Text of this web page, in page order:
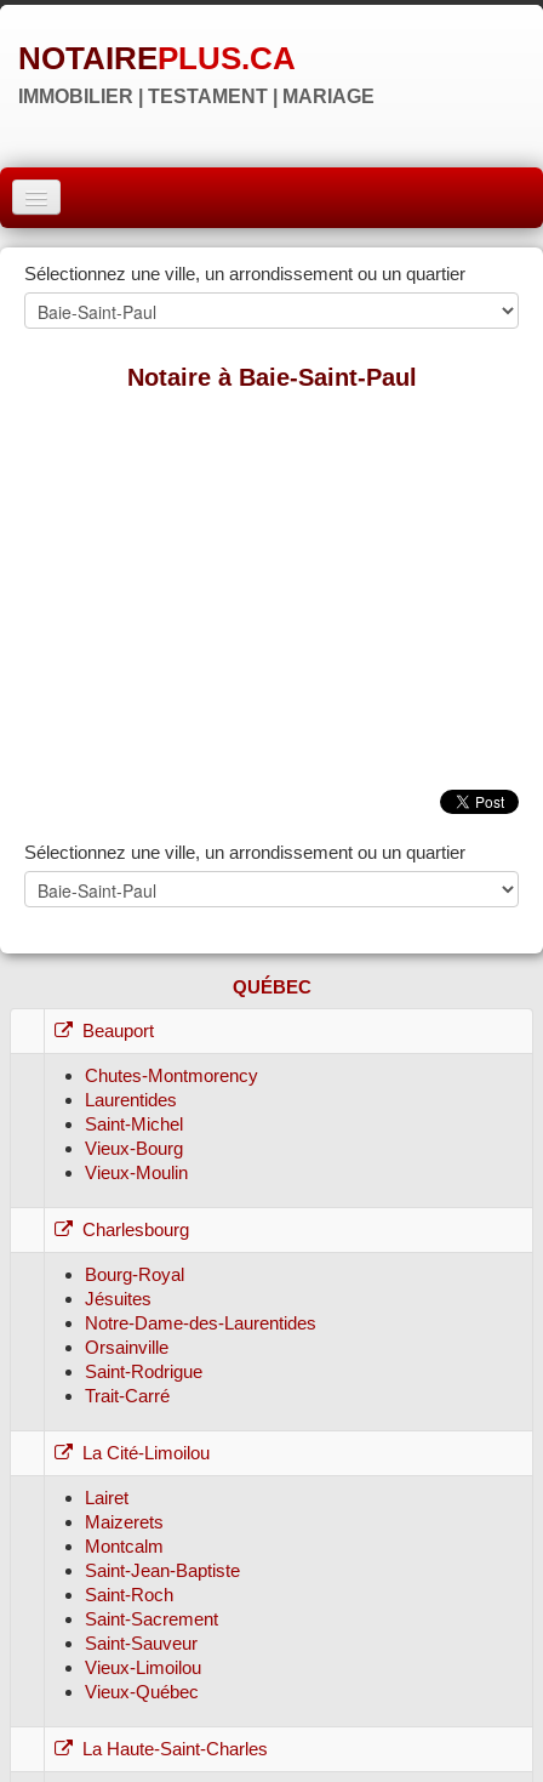
NOTAIREPLUS.CA
IMMOBILIER | TESTAMENT | MARIAGE
ACCUEIL
MONTRÉAL
QUÉBEC
Sélectionnez une ville, un arrondissement ou un quartier
Notaire à Baie-Saint-Paul
Sélectionnez une ville, un arrondissement ou un quartier
QUÉBEC
Beauport
Chutes-Montmorency
Laurentides
Saint-Michel
Vieux-Bourg
Vieux-Moulin
Charlesbourg
Bourg-Royal
Jésuites
Notre-Dame-des-Laurentides
Orsainville
Saint-Rodrigue
Trait-Carré
La Cité-Limoilou
Lairet
Maizerets
Montcalm
Saint-Jean-Baptiste
Saint-Roch
Saint-Sacrement
Saint-Sauveur
Vieux-Limoilou
Vieux-Québec
La Haute-Saint-Charles